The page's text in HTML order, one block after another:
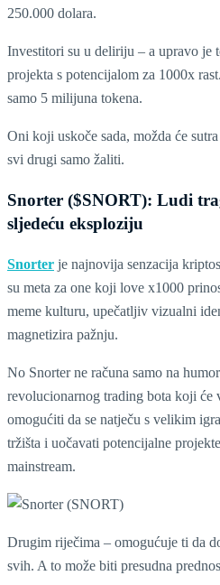
250.000 dolara.
Investitori su u deliriju – a upravo je
projekta s potencijalom za 1000x
samo 5 milijuna tokena.
Oni koji uskoče sada, možda će
svi drugi samo žaliti.
Snorter ($SNORT): Ludi
sljedeću eksploziju
Snorter je najnovija senzacija
su meta za one koji love x1000
meme kulturu, upečatljiv vizualni
magnetizira pažnju.
No Snorter ne računa samo na
revolucionarnog trading bota koji će
omogućiti da se natječu s velikim
tržišta i uočavati potencijalne
mainstream.
Drugim riječima – omogućuje ti da
svih. A to može biti presudna